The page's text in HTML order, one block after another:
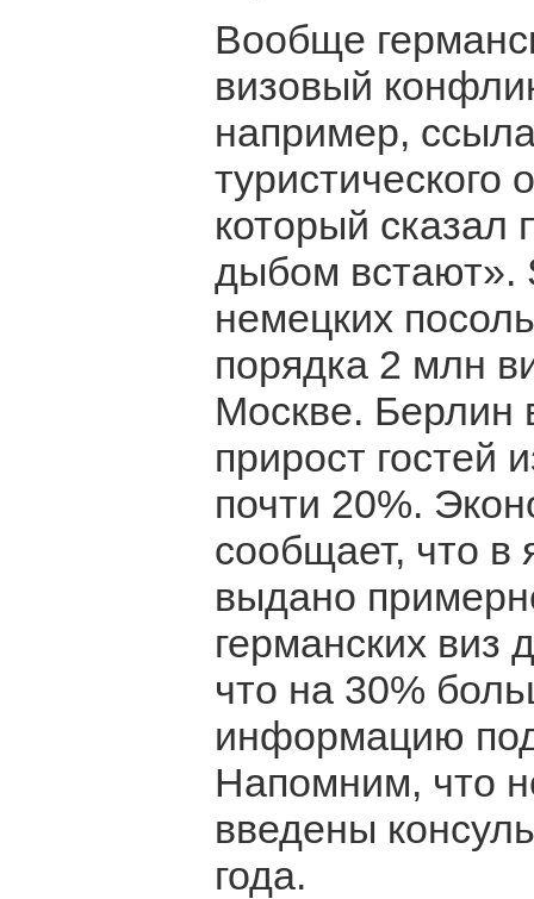
Вообще
визовый
например,
который сказал
дыбом встают».
немецких
порядка 2 млн
Москве. Берлин
прирост гостей
почти 20%.
сообщает, что в
выдано
германских виз
что на 30%
информацию
Напомним, что
введены
года.